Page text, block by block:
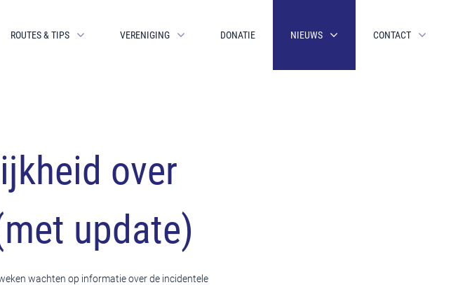
ROUTES & TIPS VERENIGING DONATIE NIEUWS CONTACT
over
update)
wachten op informatie over de incidentele